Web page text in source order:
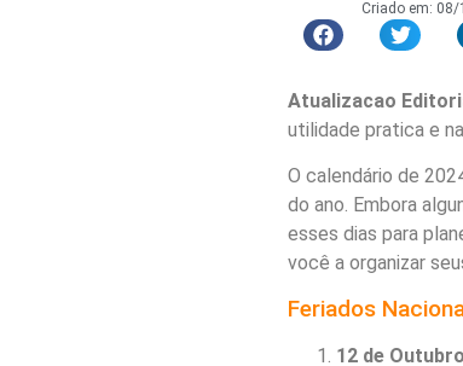
Criado em: 08/
Atualizacao
utilidade pratica e
O calendário de
do ano. Embora
esses dias para
você a organizar
Feriados
12 de